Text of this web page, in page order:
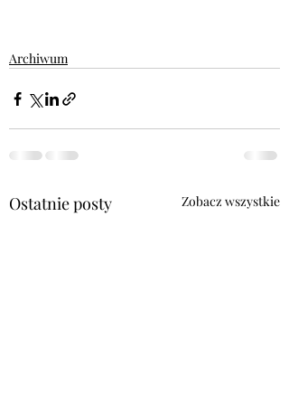
Archiwum
Ostatnie posty Zobacz wszystkie